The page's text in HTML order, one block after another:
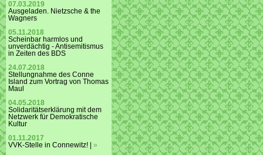
07.03.2019
Ausgeladen. Nietzsche & the
Wagners
05.11.2018
Scheinbar harmlos und
unverdächtig - Antisemitismus
in Zeiten des BDS
24.07.2018
Stellungnahme des Conne
Island zum Vortrag von Thomas
Maul
04.05.2018
Solidaritätserklärung mit dem
Netzwerk für Demokratische
Kultur
01.11.2017
VVK-Stelle in Connewitz! | »